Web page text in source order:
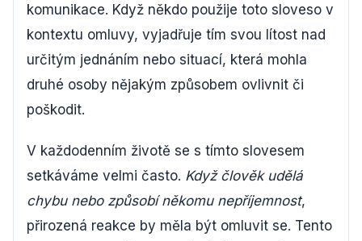
komunikace. Když někdo použije toto sloveso v
kontextu omluvy, vyjadřuje tím svou lítost nad
určitým jednáním nebo situací, která mohla
druhé osoby nějakým způsobem ovlivnit či
poškodit.
V každodenním životě se s tímto slovesem
setkáváme velmi často. Když člověk udělá
chybu nebo způsobí někomu nepříjemnost,
přirozená reakce by měla být omluvit se. Tento